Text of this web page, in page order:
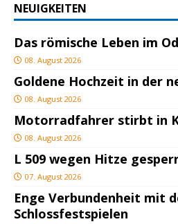
NEUIGKEITEN
Das römische Leben im
08. August 2026
Goldene Hochzeit in der
08. August 2026
Motorradfahrer stirbt in
08. August 2026
L 509 wegen Hitze
07. August 2026
Enge Verbundenheit mit
Schlossfestspielen